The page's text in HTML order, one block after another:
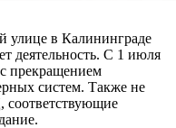
улице в Калининграде
деятельность. С 1 июля
прекращением
систем. Также не
соответствующие